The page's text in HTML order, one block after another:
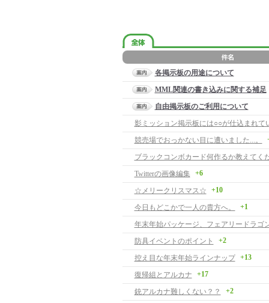
各掲示板の用途について
MML関連の書き込みに関する補足
自由掲示板のご利用について
影ミッション掲示板には○○が仕込まれて
競売場でおっかない目に遭いました...。
ブラックコンボカード何作るか教えてく
Twitterの画像編集
+6
☆メリークリスマス☆ +10
今日もどこかで一人の貴方へ。 +1
年末年始パッケージ、フェアリードラゴ
防具イベントのポイント
+2
控え目な年末年始ラインナップ +13
復帰組とアルカナ +17
銃アルカナ難しくない？？ +2